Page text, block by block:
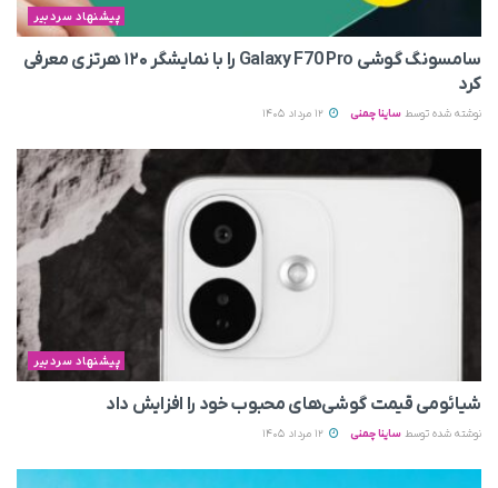
پیشنهاد سردبیر
سامسونگ گوشی Galaxy F70 Pro را با نمایشگر ۱۲۰ هرتزی معرفی
کرد
نوشته شده توسط ساینا چمنی
پیشنهاد سردبیر
شیائومی قیمت گوشی‌های محبوب خود را افزایش داد
نوشته شده توسط ساینا چمنی